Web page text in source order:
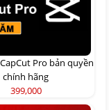
Pro bản quyền
chính hãng
399,000